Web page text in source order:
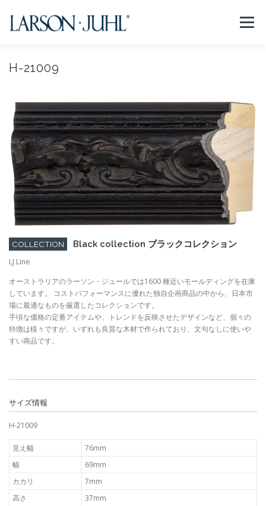
メニュー
NEWS
取扱店リスト お問い合わせ 法人のお客様
EN/CN
H-21009
COLLECTION
Black collection ブラックコレクション
LJ Line
オーストラリアのラーソン・ジュールでは1600 種近いモールディングを在庫
しています。 コストパフォーマンスに優れた独自企画商品の中から、日本市
場に最適なものを厳選したコレクションです。
手頃な価格の定番アイテムや、トレンドを反映させたデザインなど、個々の
特徴は様々ですが、いずれも良質な木材で作られており、文句なしに使いや
すい商品です。
サイズ情報
H-21009
見え幅
76mm
幅
69mm
カカリ
7mm
高さ
37mm